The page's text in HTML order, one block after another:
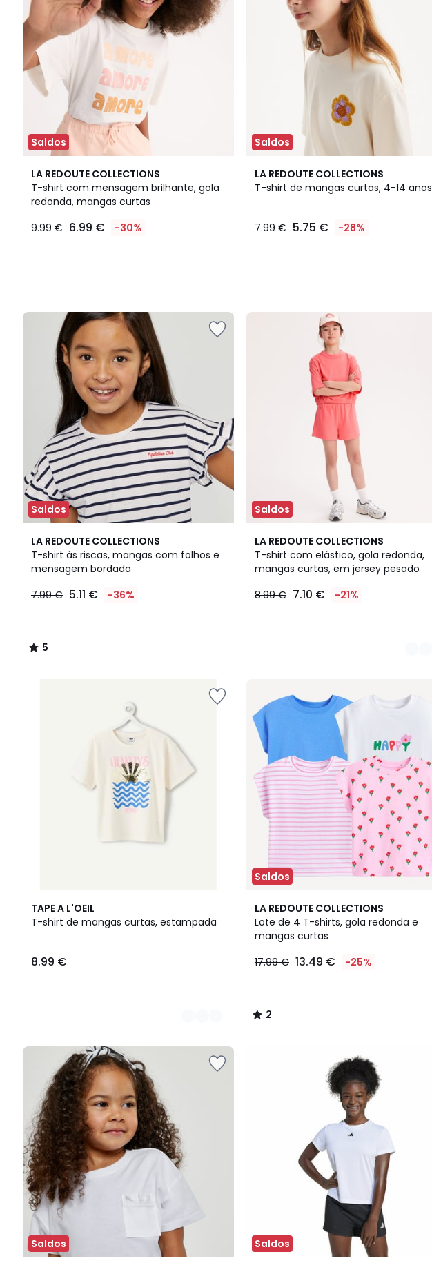
Saldos
LA REDOUTE COLLECTIONS
T-shirt com mensagem brilhante, gola
redonda, mangas curtas
9.99 € 6.99 € -30%
Saldos
LA REDOUTE COLLECTIONS
T-shirt de mangas curtas, 4-14 anos
7.99 € 5.75 € -28%
Saldos
LA REDOUTE COLLECTIONS
T-shirt às riscas, mangas com folhos e
mensagem bordada
7.99 € 5.11 € -36%
5
/
5
5
/
Saldos
LA REDOUTE COLLECTIONS
T-shirt com elástico, gola redonda,
mangas curtas, em jersey pesado
8.99 € 7.10 € -21%
3
Cores
TAPE A L'OEIL
T-shirt de mangas curtas, estampada
8.99 €
3
Cores
Saldos
LA REDOUTE COLLECTIONS
Lote de 4 T-shirts, gola redonda e
mangas curtas
17.99 € 13.49 € -25%
2
/
5
2
/
Saldos Saldos